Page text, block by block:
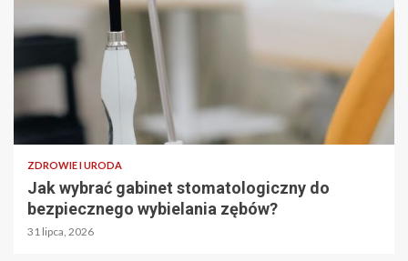
ZDROWIE I URODA
Jak wybrać gabinet stomatologiczny do
bezpiecznego wybielania zębów?
31 lipca, 2026